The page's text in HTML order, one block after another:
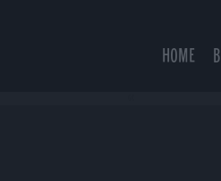
HOME